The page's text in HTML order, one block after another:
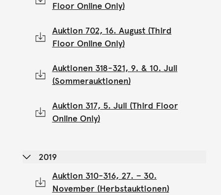
Floor Online Only)
Auktion 702, 16. August (Third
Floor Online Only)
Auktionen 318-321, 9. & 10. Juli
(Sommerauktionen)
Auktion 317, 5. Juli (Third Floor
Online Only)
2019
Auktion 310-316, 27. – 30.
November (Herbstauktionen)